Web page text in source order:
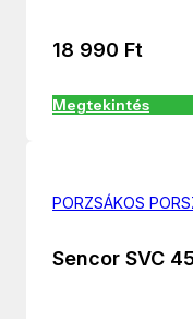
18 990 Ft
Megtekintés
PORZSÁKOS
Sencor SVC